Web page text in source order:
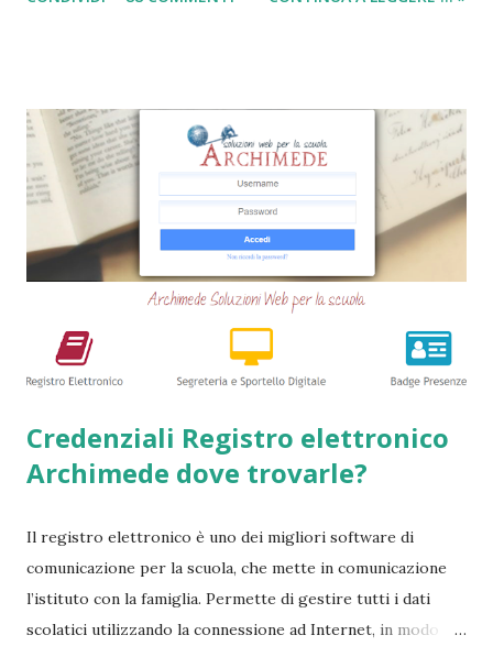
ancora da varie compagnie in Italia. Nella seguente guida,
altrettante hanno deciso di non concedere più queste
tipologie di prestiti a cambiali. Comunque sia, ancora oggi
esiste qualche possibilità, (fortunatamente per molti
cittadini) di accedere a questi prodotti. Ecco perchè
abbiamo deciso di creare questa guida dettagliata. Nel
frattempo, se volete potete anche consultare le seguenti
guide => Come accedere a prestiti dopo essere stati
segnalati al Crif - Prest...
Credenziali Registro elettronico
Archimede dove trovarle?
Il registro elettronico è uno dei migliori software di
comunicazione per la scuola, che mette in comunicazione
l’istituto con la famiglia. Permette di gestire tutti i dati
scolatici utilizzando la connessione ad Internet, in modo